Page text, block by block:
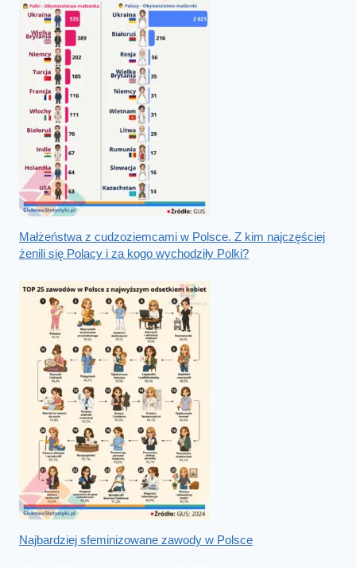
Małżeństwa z cudzoziemcami w Polsce. Z kim najczęściej
żenili się Polacy i za kogo wychodziły Polki?
Najbardziej sfeminizowane zawody w Polsce